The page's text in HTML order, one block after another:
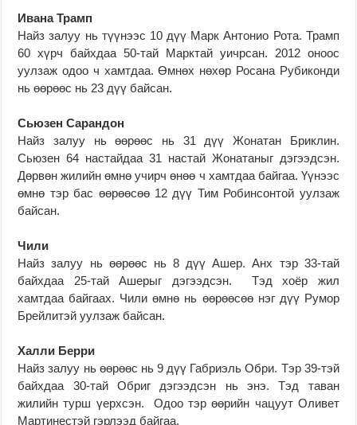
Ивана Трамп
Найз залуу нь түүнээс 10 дүү Марк Антонио Рота. Трамп
60 хүрч байхдаа 50-тай Марктай уичрсан. 2012 оноос
уулзаж одоо ч хамтдаа. Өмнөх нөхөр Росана Рубиконди
нь өөрөөс нь 23 дүү байсан.
Сьюзен Сарандон
Найз залуу нь өөрөөс нь 31 дүү Жонатан Бриклин.
Сьюзен 64 настайдаа 31 настай Жонатаныг дэгээдсэн.
Дөрвөн жилийн өмнө учирч өнөө ч хамтдаа байгаа. Үүнээс
өмнө тэр бас өөрөөсөө 12 дүү Тим Робинсонтой уулзаж
байсан.
Чили
Найз залуу нь өөрөөс нь 8 дүү Ашер. Анх тэр 33-тай
байхдаа 25-тай Ашерыг дэгээдсэн. Тэд хоёр жил
хамтдаа байгаах. Чили өмнө нь өөрөөсөө нэг дүү Румор
Брейлитэй уулзаж байсан.
Халли Берри
Найз залуу нь өөрөөс нь 9 дүү Габриэль Обри. Тэр 39-тэй
байхдаа 30-тай Обриг дэгээдсэн нь энэ. Тэд таван
жилийн турш үерхсэн. Одоо тэр өөрийн чацуут Оливет
Мартинестэй гэрлээд байгаа.